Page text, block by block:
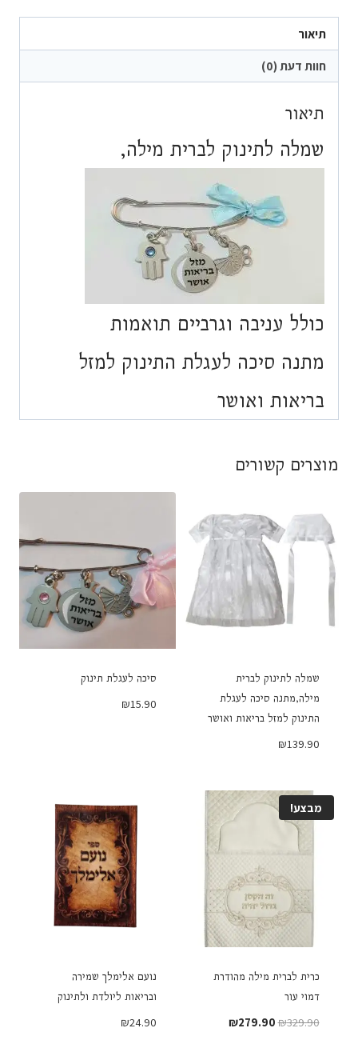
תיאור
חוות דעת (0)
תיאור
שמלה לתינוק לברית מילה,
כולל עניבה וגרביים תואמות
מתנה סיכה לעגלת התינוק למזל
בריאות ואושר
מוצרים קשורים
שמלה לתינוק לברית
מילה,מתנה סיכה לעגלת
התינוק למזל בריאות ואושר
₪139.90
סיכה לעגלת תינוק
₪15.90
מבצע!
כרית לברית מילה מהודרת
דמוי עור
₪329.90
המחיר
₪279.90 המחיר
נועם אלימלך שמירה
ובריאות ליולדת ולתינוק
₪24.90